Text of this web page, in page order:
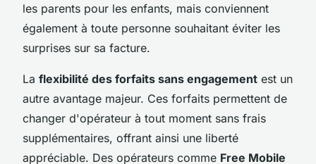
les parents pour les enfants, mais conviennent
également à toute personne souhaitant éviter les
surprises sur sa facture.
La flexibilité des forfaits sans engagement est un
autre avantage majeur. Ces forfaits permettent de
changer d'opérateur à tout moment sans frais
supplémentaires, offrant ainsi une liberté
appréciable. Des opérateurs comme Free Mobile